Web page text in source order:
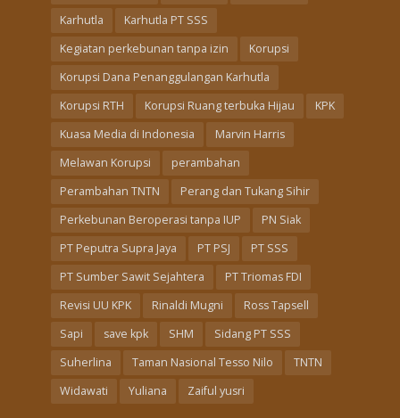
Karhutla
Karhutla PT SSS
Kegiatan perkebunan tanpa izin
Korupsi
Korupsi Dana Penanggulangan Karhutla
Korupsi RTH
Korupsi Ruang terbuka Hijau
KPK
Kuasa Media di Indonesia
Marvin Harris
Melawan Korupsi
perambahan
Perambahan TNTN
Perang dan Tukang Sihir
Perkebunan Beroperasi tanpa IUP
PN Siak
PT Peputra Supra Jaya
PT PSJ
PT SSS
PT Sumber Sawit Sejahtera
PT Triomas FDI
Revisi UU KPK
Rinaldi Mugni
Ross Tapsell
Sapi
save kpk SHM
Sidang PT SSS
Suherlina
Taman Nasional Tesso Nilo
TNTN
Widawati
Yuliana Zaiful yusri